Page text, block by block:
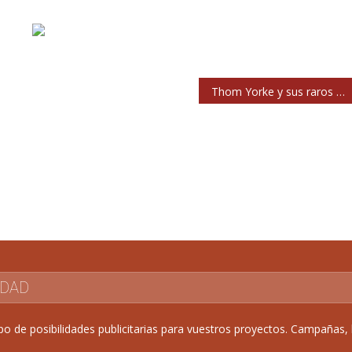
Thom Yorke y sus raros bailes para el nuevo vídeo de Atoms for Peace
de posibilidades publicitarias para vuestros proyectos. Campañas,